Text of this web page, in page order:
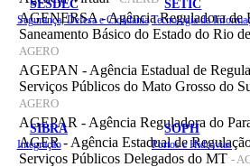
SESDEC
Segurança, Defesa e Cidadania
SETIC
Tecnologia da
SIBRA
Integração
SOPH
Portos e Hidrovias
AGENERSA - Agência Reguladora de
Saneamento Básico do Estado do Rio
AGERO
AGEPAN - Agência Estadual de
Serviços Públicos do Mato Grosso do
AGERO
AGEPAR - Agência Reguladora do
AGER - Agência Estadual de
Serviços Públicos Delegados do MT -